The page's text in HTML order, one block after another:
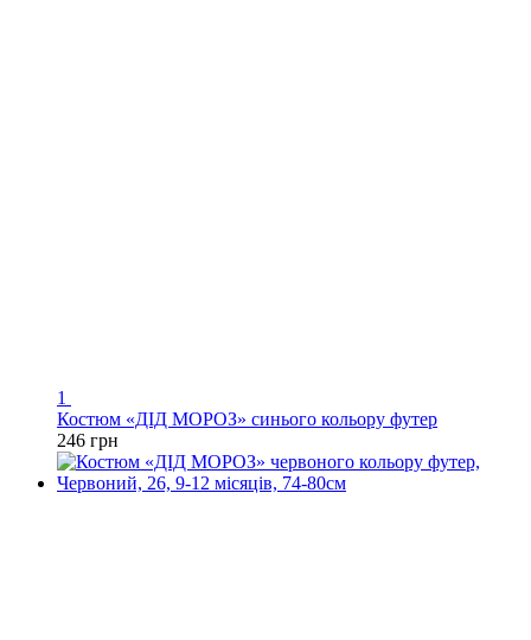
1
Костюм «ДІД МОРОЗ» синього кольору футер
246 грн